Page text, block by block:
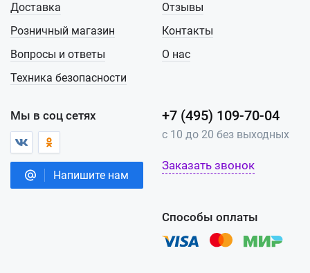
Доставка
Розничный магазин
Вопросы и ответы
Техника безопасности
Отзывы
Контакты
О нас
Мы в соц сетях
Напишите нам
+7 (495) 109-70-04
с 10 до 20 без выходных
Заказать звонок
Способы оплаты